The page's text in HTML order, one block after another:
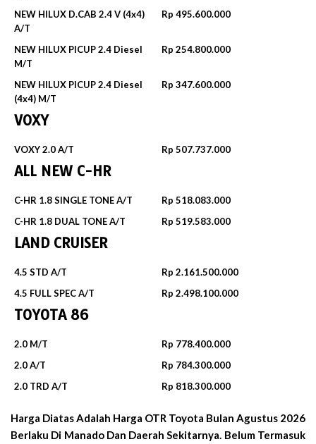
NEW HILUX D.CAB 2.4 V (4x4)
A/T
Rp 495.600.000
NEW HILUX PICUP 2.4 Diesel
M/T
Rp 254.800.000
NEW HILUX PICUP 2.4 Diesel
(4x4) M/T
Rp 347.600.000
VOXY
VOXY 2.0 A/T Rp 507.737.000
ALL NEW C-HR
C-HR 1.8 SINGLE TONE A/T
Rp 518.083.000
C-HR 1.8 DUAL TONE A/T
Rp 519.583.000
LAND CRUISER
4.5 STD A/T
Rp 2.161.500.000
4.5 FULL SPEC A/T
Rp 2.498.100.000
TOYOTA 86
2.0 M/T
Rp 778.400.000
2.0 A/T
Rp 784.300.000
2.0 TRD A/T
Rp 818.300.000
Harga Diatas Adalah Harga OTR Toyota Bulan Agustus 2026
Berlaku Di Manado Dan Daerah Sekitarnya. Belum Termasuk